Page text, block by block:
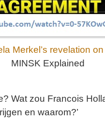
Merkel’s revelation
MINSK Explained
Wat zou Francois
en waarom?’